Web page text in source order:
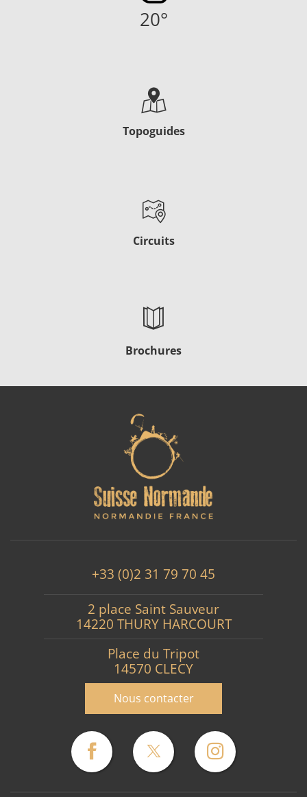
20°
Topoguides
Circuits
Brochures
+33 (0)2 31 79 70 45
2 place Saint Sauveur
14220 THURY HARCOURT
Place du Tripot
14570 CLECY
Nous contacter